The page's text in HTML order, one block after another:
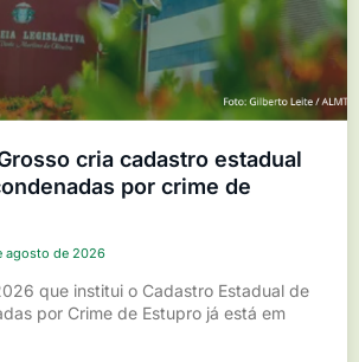
cria cadastro estadual
por crime de
agosto de 2026
que institui o Cadastro Estadual de
por Crime de Estupro já está em